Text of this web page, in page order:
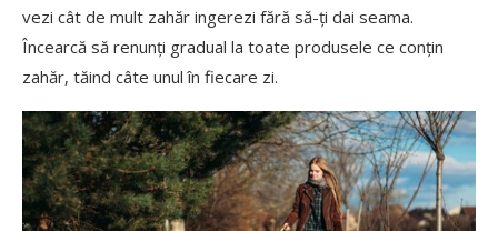
vezi cât de mult zahăr ingerezi fără să-ți dai seama.
Încearcă să renunți gradual la toate produsele ce conțin
zahăr, tăind câte unul în fiecare zi.